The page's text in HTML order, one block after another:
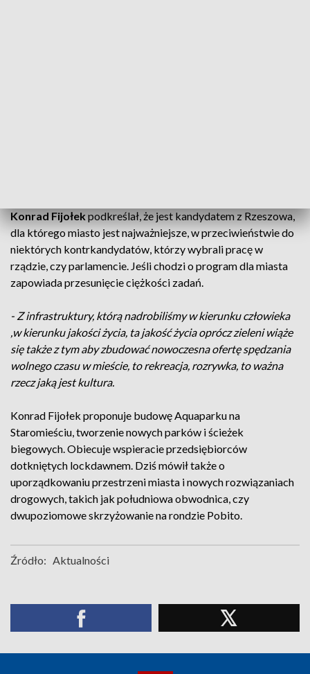
Konrad Fijołekpodkreślał, że jest kandydatem z Rzeszowa,
dla którego miasto jest najważniejsze, w przeciwieństwie do
niektórych kontrkandydatów, którzy wybrali pracę w
rządzie, czy parlamencie. Jeśli chodzi o program dla miasta
zapowiada przesunięcie ciężkości zadań.
- Z infrastruktury, którą nadrobiliśmy w kierunku człowieka
,w kierunku jakości życia, ta jakość życia oprócz zieleni wiąże
się także z tym aby zbudować nowoczesna ofertę spędzania
wolnego czasu w mieście, to rekreacja, rozrywka, to ważna
rzecz jaką jest kultura.
Konrad Fijołek proponuje budowę Aquaparku na
Staromieściu, tworzenie nowych parków i ścieżek
biegowych. Obiecuje wspieracie przedsiębiorców
dotkniętych lockdawnem. Dziś mówił także o
uporządkowaniu przestrzeni miasta i nowych rozwiązaniach
drogowych, takich jak południowa obwodnica, czy
dwupoziomowe skrzyżowanie na rondzie Pobito.
Źródło: Aktualności